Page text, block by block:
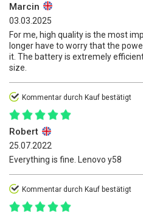
Marcin
03.03.2025
For me, high quality is the most
longer have to worry that the
it. The battery is extremely
size.
Kommentar durch Kauf bestätigt
Robert
25.07.2022
Everything is fine. Lenovo y58
Kommentar durch Kauf bestätigt